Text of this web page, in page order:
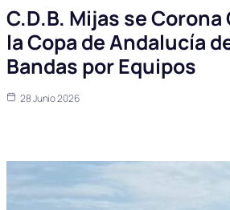
C.D.B. Mijas se Corona
la Copa de Andalucía
Bandas por Equipos
28 Junio 2026